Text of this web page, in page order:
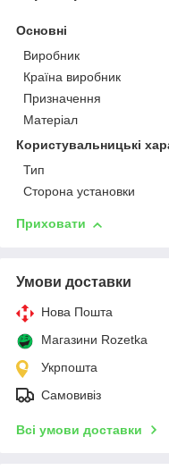
Основні
Виробник
Країна виробник
Призначення
Матеріал
Користувальницькі
Тип
Сторона установки
Приховати
Умови доставки
Нова Пошта
Магазини Rozetka
Укрпошта
Самовивіз
Всі умови доставки